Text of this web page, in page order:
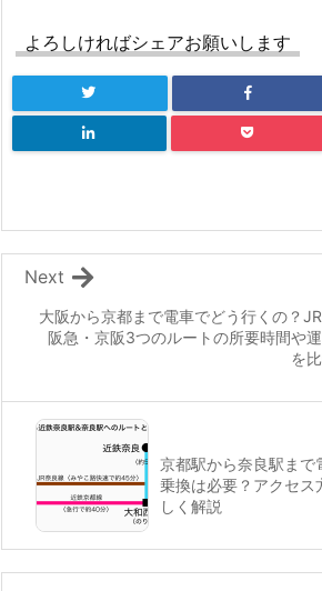
よろしければシェアお願いします
大阪から京都まで電車でどう行くの？JR
阪急・京阪3つのルートの所要時間や
を
Next
京都駅から奈良駅まで
乗換は必要？アクセ
しく解説